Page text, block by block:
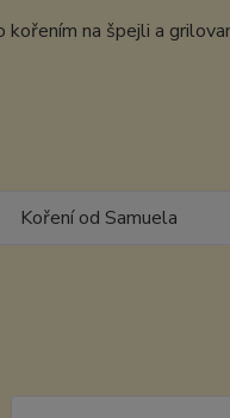
na špejli a
Koření od Samuela